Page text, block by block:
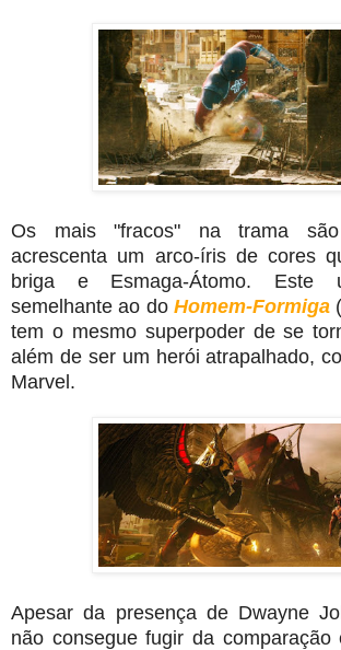
Os mais "fracos" na trama
acrescenta um arco-íris de cores
briga e Esmaga-Átomo. Este
semelhante ao do Homem-Formiga
tem o mesmo superpoder de se
além de ser um herói atrapalhado,
Marvel.
Apesar da presença de Dwayne
não consegue fugir da